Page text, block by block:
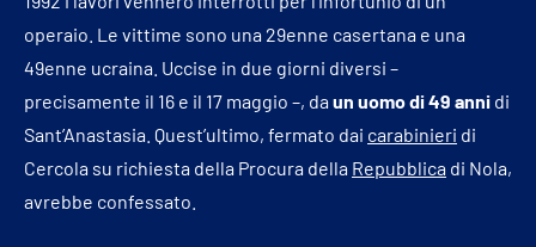
operaio. Le vittime sono una 29enne casertana e una
49enne ucraina. Uccise in due giorni diversi –
precisamente il 16 e il 17 maggio –, daun uomo di 49 anni di
Sant’Anastasia. Quest’ultimo, fermato dai carabinieri di
Cercola su richiesta della Procura della Repubblica di Nola,
avrebbe confessato.